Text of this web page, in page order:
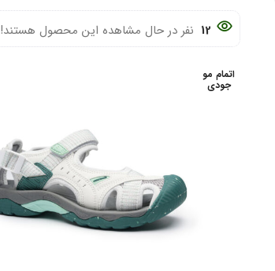
12 نفر در حال مشاهده این محصول هستند!
اتمام مو
جودی